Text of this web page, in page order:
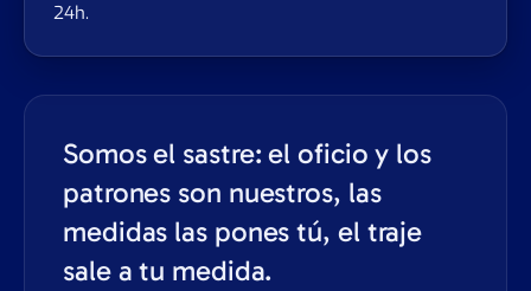
24h.
Somos el sastre: el oficio y los
patrones son nuestros, las
medidas las pones tú, el traje
sale a tu medida.